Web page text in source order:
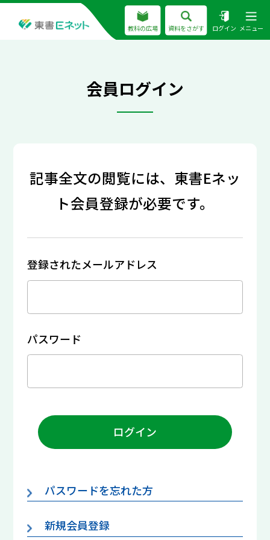
教科の広場 資料をさがす ログイン メニュー
会員ログイン
記事全文の閲覧には、東書Eネッ
ト会員登録が必要です。
登録されたメールアドレス
パスワード
ログイン
パスワードを忘れた方
新規会員登録